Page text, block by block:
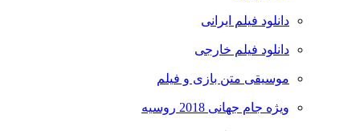
دانلود فیلم ایرانی
دانلود فیلم خارجی
موسیقی متن بازی و فیلم
ویژه جام جهانی 2018 روسیه